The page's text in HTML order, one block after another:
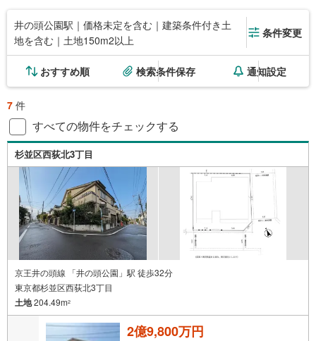
井の頭公園駅｜価格未定を含む｜建築条件付き土
地を含む｜土地150m2以上
条件変更
おすすめ順 検索条件保存 通知設定
7 件
すべての物件をチェックする
杉並区西荻北3丁目
京王井の頭線 「井の頭公園」駅 徒歩32分
東京都杉並区西荻北3丁目
土地204.49m2
2億9,800万円